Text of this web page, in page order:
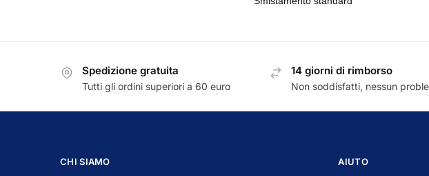
Spedizione gratuita
Tutti gli ordini superiori a 60 euro
14 giorni di rimborso
Non soddisfatti, nessun
CHI SIAMO AIUTO